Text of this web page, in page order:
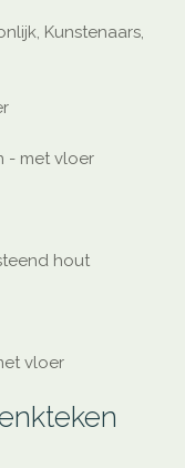
Kunstenaars,
- met vloer
hout
vloer